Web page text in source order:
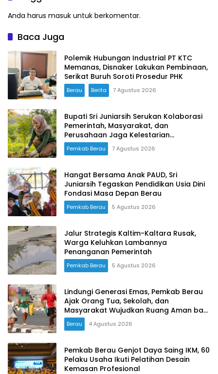
Anda harus masuk untuk berkomentar.
Baca Juga
Polemik Hubungan Industrial PT KTC
Memanas, Disnaker Lakukan Pembinaan,
Serikat Buruh Soroti Prosedur PHK
Berau Berita 7 Agustus 2026
Bupati Sri Juniarsih Serukan Kolaborasi
Pemerintah, Masyarakat, dan
Perusahaan Jaga Kelestarian
Lingkungan
Pemkab Berau 7 Agustus 2026
Hangat Bersama Anak PAUD, Sri
Juniarsih Tegaskan Pendidikan Usia Dini
Fondasi Masa Depan Berau
Pemkab Berau 5 Agustus 2026
Jalur Strategis Kaltim-Kaltara Rusak,
Warga Keluhkan Lambannya
Penanganan Pemerintah
Pemkab Berau 5 Agustus 2026
Lindungi Generasi Emas, Pemkab Berau
Ajak Orang Tua, Sekolah, dan
Masyarakat Wujudkan Ruang Aman bagi
Anak
Berau 4 Agustus 2026
Pemkab Berau Genjot Daya Saing IKM, 60
Pelaku Usaha Ikuti Pelatihan Desain
Kemasan Profesional